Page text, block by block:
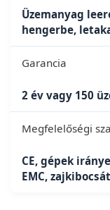
Üzemanyag
hengerbe,
Garancia
2 év vagy 150
Megfelelőségi
CE, gépek
EMC,